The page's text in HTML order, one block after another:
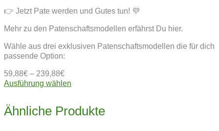
👉 Jetzt Pate werden und Gutes tun! 💜
Mehr zu den Patenschaftsmodellen erfährst Du hier.
Wähle aus drei exklusiven Patenschaftsmodellen die für dich
passende Option:
59,88€ – 239,88€
Ausführung wählen
mehrere
Ähnliche Produkte